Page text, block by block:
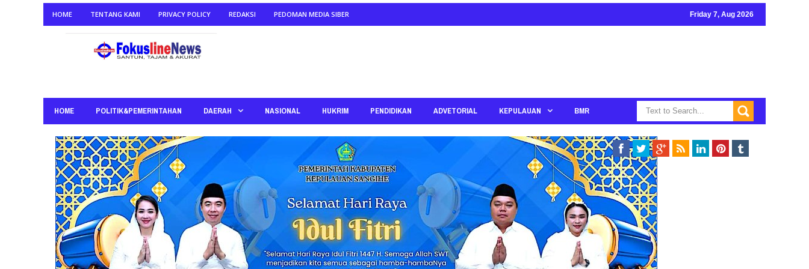
HOME TENTANG KAMI PRIVACY POLICY REDAKSI PEDOMAN MEDIA SIBER Friday 7, Aug 2026
HOME POLITIK&PEMERINTAHAN DAERAH NASIONAL HUKRIM PENDIDIKAN ADVETORIAL KEPULAUAN BMR